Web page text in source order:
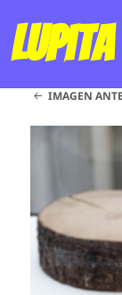
Lupita
IMAGEN